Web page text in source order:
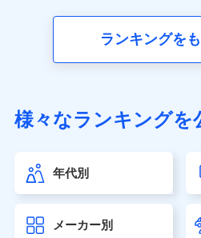
（https://www.sonylife.co.jp）
第一ネオ生命保険株式会社（
大樹生命保険株式会社（
seimei.co.jp）
ランキングを
様々なランキングを
年代別
メーカー別